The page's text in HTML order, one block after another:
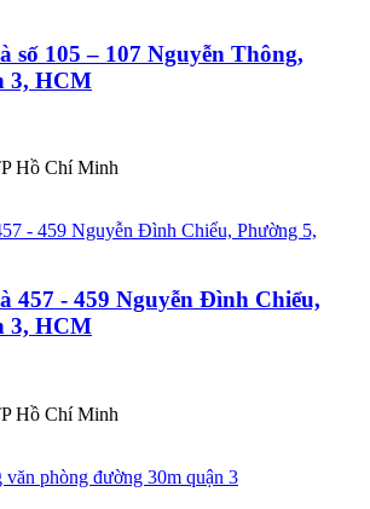
số 105 – 107 Nguyễn Thông,
3, HCM
Hồ Chí Minh
457 - 459 Nguyễn Đình Chiểu,
3, HCM
Hồ Chí Minh